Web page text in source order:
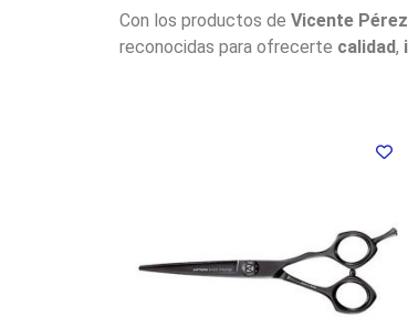
Con los productos de Vicente Pérez
reconocidas para ofrecerte calidad,